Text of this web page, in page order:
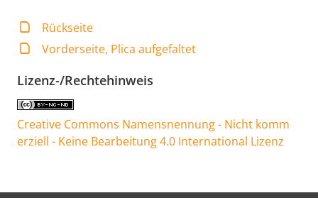
Rückseite
Vorderseite, Plica aufgefaltet
Lizenz-/Rechtehinweis
Creative Commons Namensnennung - Nicht komm
erziell - Keine Bearbeitung 4.0 International Lizenz